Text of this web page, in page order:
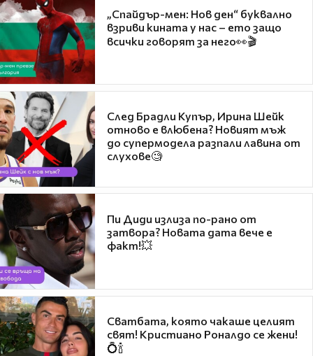
„Спайдър-мен: Нов ден“ буквално
взриви кината у нас – ето защо
всички говорят за него👀🎬
След Брадли Купър, Ирина Шейк
отново е влюбена? Новият мъж
до супермодела разпали лавина от
слухове🧐
Пи Диди излиза по-рано от
затвора? Новата дата вече е
факт!💥
Сватбата, която чакаше целият
свят! Кристиано Роналдо се жени!
💍🍾